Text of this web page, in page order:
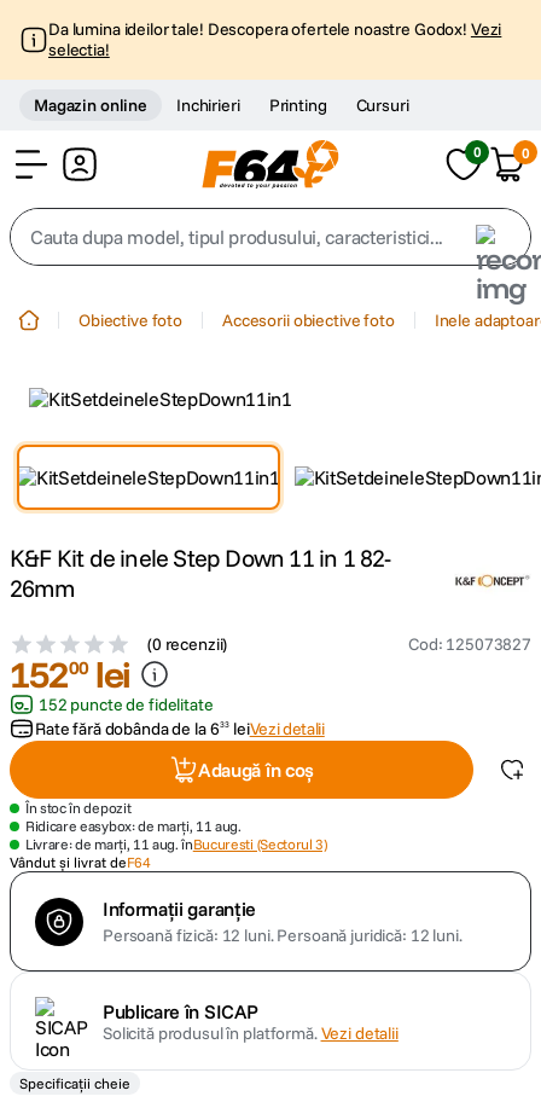
Da lumina ideilor tale! Descopera ofertele noastre Godox! Vezi
selectia!
Magazin online Inchirieri Printing Cursuri
0 0
Cauta dupa model, tipul produsului, caracteristici...
3. trepied telefon
5.
6. lavaliera
7. card memorie
9. insta 360
Obiective foto Accesorii obiective foto Inele
K&F Kit de inele Step Down 11 in 1 82-
26mm
(0 recenzii) Cod: 125073827
15200 lei
152 puncte de fidelitate
Rate fără dobânda de la633 leiVezi detalii
Adaugă în coș
În stoc în depozit
Ridicare easybox: de marți, 11 aug.
Livrare: de marți, 11 aug. înBucuresti (Sectorul 3)
Vândut și livrat deF64
Informații garanție
Persoană fizică: 12 luni.Persoană juridică: 12 luni.
Publicare în SICAP
Solicită produsul în platformă.Vezi detalii
Specificații cheie